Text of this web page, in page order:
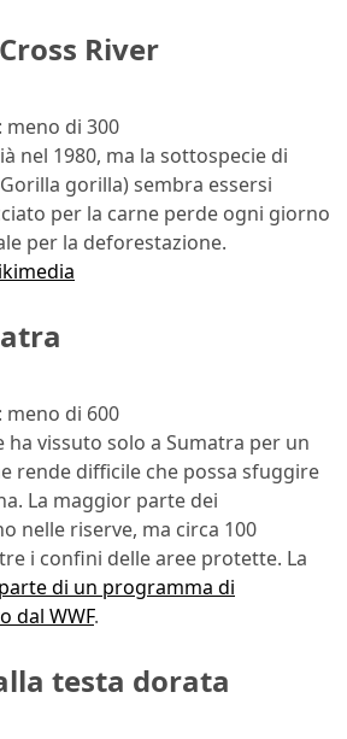
River
di 300
nel 1980, ma la sottospecie di
gorilla) sembra essersi
per la carne perde ogni giorno
per la deforestazione.
di 600
ha vissuto solo a Sumatra per un
rende difficile che possa sfuggire
La maggior parte dei
nelle riserve, ma circa 100
i confini delle aree protette. La
di un programma di
dal WWF.
testa dorata